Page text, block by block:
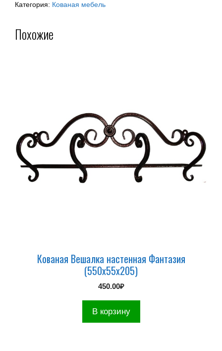
Категория: Кованая мебель
Похожие
Кованая Вешалка настенная Фантазия
(550х55х205)
450.00₽
В корзину